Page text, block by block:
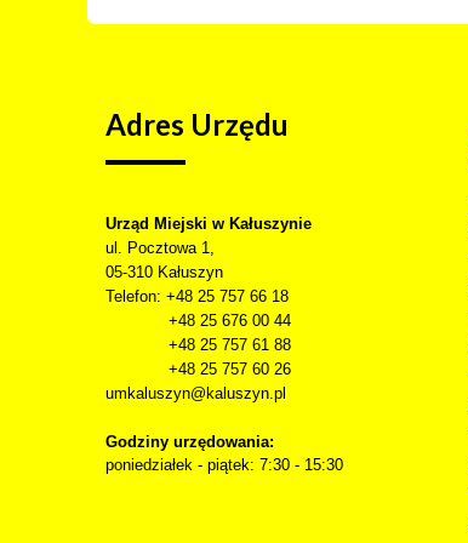
Adres Urzędu
Urząd Miejski w Kałuszynie
ul. Pocztowa 1,
05-310 Kałuszyn
Telefon: +48 25 757 66 18
+48 25 676 00 44
+48 25 757 61 88
+48 25 757 60 26
umkaluszyn@kaluszyn.pl
Godziny urzędowania:
poniedziałek - piątek: 7:30 - 15:30